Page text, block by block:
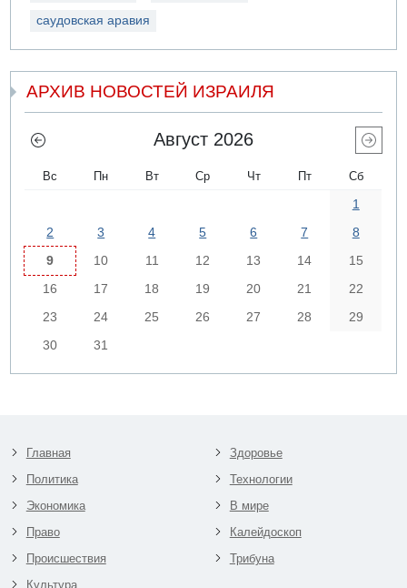
саудовская аравия
АРХИВ НОВОСТЕЙ ИЗРАИЛЯ
Август 2026
Вс Пн Вт Ср Чт Пт Сб
1
2
3 4 5 6 7
8
9
10 11 12 13 14
15
16
17 18 19 20 21
22
23
24 25 26 27 28
29
30
31
Главная
Политика
Экономика
Право
Происшествия
Культура
Здоровье
Технологии
В мире
Калейдоскоп
Трибуна